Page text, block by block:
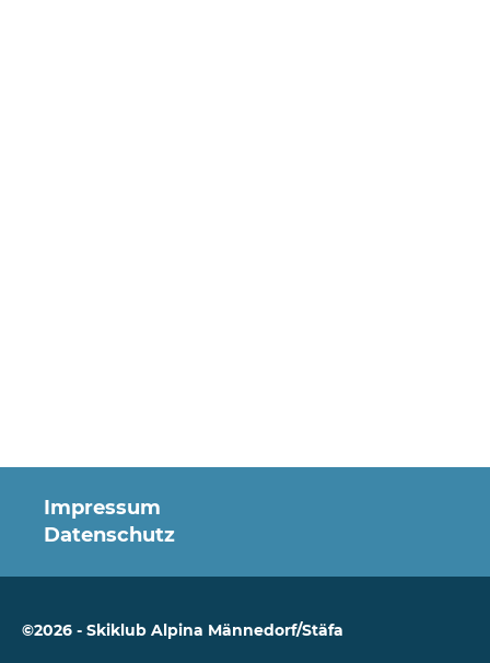
Impressum
Datenschutz
©2026 - Skiklub Alpina Männedorf/Stäfa